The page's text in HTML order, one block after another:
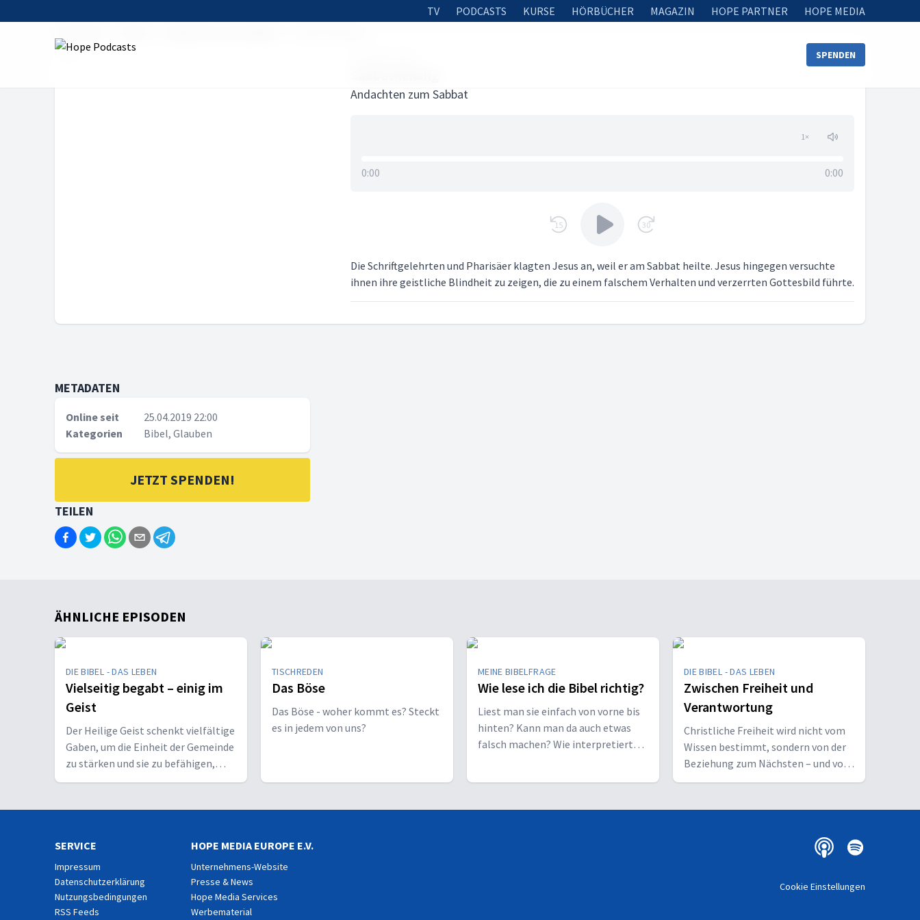
TV PODCASTS KURSE HÖRBÜCHER MAGAZIN HOPE PARTNER HOPE MEDIA
SPENDEN
Andachten zum Sabbat
1×
0:00 0:00
15 30
Die Schriftgelehrten und Pharisäer klagten Jesus an, weil er am Sabbat heilte. Jesus hingegen versuchte
ihnen ihre geistliche Blindheit zu zeigen, die zu einem falschem Verhalten und verzerrten Gottesbild führte.
METADATEN
Online seit
25.04.2019 22:00
Kategorien
Bibel, Glauben
JETZT SPENDEN!
TEILEN
ÄHNLICHE EPISODEN
DIE BIBEL - DAS LEBEN
Vielseitig begabt – einig im
Geist
Der Heilige Geist schenkt vielfältige
Gaben, um die Einheit der Gemeinde
zu stärken und sie zu befähigen,
Christus vor den Menschen zu
TISCHREDEN
Das Böse
Das Böse - woher kommt es? Steckt
es in jedem von uns?
MEINE BIBELFRAGE
Wie lese ich die Bibel richtig?
Liest man sie einfach von vorne bis
hinten? Kann man da auch etwas
falsch machen? Wie interpretiert
DIE BIBEL - DAS LEBEN
Zwischen Freiheit und
Verantwortung
Christliche Freiheit wird nicht vom
Wissen bestimmt, sondern von der
Beziehung zum Nächsten – und vom
Ziel, Gott zu ehren.
SERVICE
Impressum
Datenschutzerklärung
Nutzungsbedingungen
RSS Feeds
HOPE MEDIA EUROPE E.V.
Unternehmens-Website
Presse & News
Hope Media Services
Werbematerial
Cookie Einstellungen